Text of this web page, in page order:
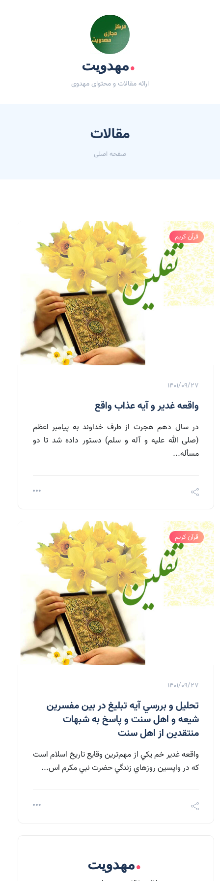
.مهدویت
ارائه مقالات و محتوای مهدوی
مقالات
صفحه اصلی
قرآن کریم
1401/09/27
واقعه غدير و آيه عذاب واقع
در سال دهم هجرت از طرف خداوند به پيامبر اعظم
(صلی الله علیه و آله و سلم) دستور داده شد تا دو
مسأله...
قرآن کریم
1401/09/27
تحليل و بررسي آيه تبليغ در بين مفسرين
شيعه و اهل سنت و پاسخ به شبهات
منتقدين از اهل سنت
واقعه غدير خم يكي از مهم‌ترين وقايع تاريخ اسلام است
كه در واپسين روزهاي زندگي حضرت نبي مكرم اس...
.مهدویت